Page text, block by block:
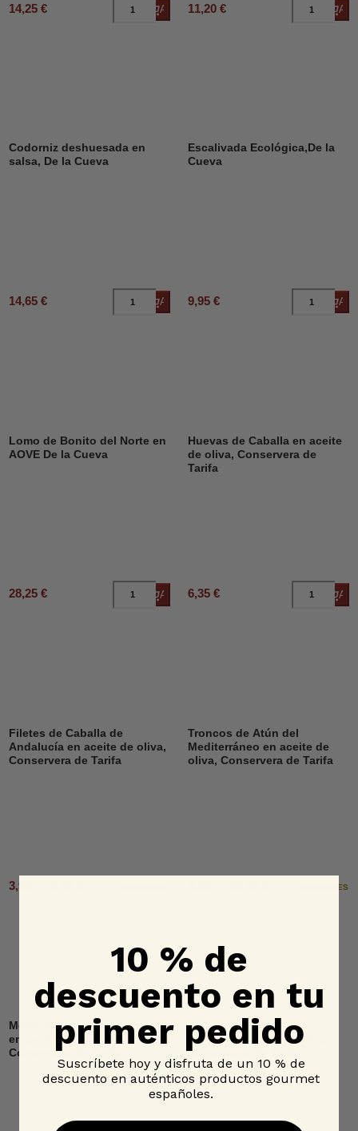
14,25 € Añadir al carrito
11,20 €
Codorniz deshuesada en
salsa, De la Cueva
14,65 € Añadir al carrito
Escalivada Ecológica,De la
Cueva
9,95 €
Lomo de Bonito del Norte en
AOVE De la Cueva
28,25 € Añadir al carrito
Huevas de Caballa en aceite
de oliva, Conservera de
Tarifa
6,35 €
Filetes de Caballa de
Andalucía en aceite de oliva,
Conservera de Tarifa
3,95 € - 8,15 €
Troncos de Atún del
Mediterráneo en aceite de
oliva, Conservera de Tarifa
2 OPCIONES
Melva Canutera de Andalucía
en aceite de oliva,
Conservera de Tarifa
Tarantelo de Atún Rojo
Salvaje en aceite de oliva,
Conservera de Tarifa
10 % de
descuento en tu
primer pedido
Suscríbete hoy y disfruta de un 10 % de
descuento en auténticos productos gourmet
españoles.